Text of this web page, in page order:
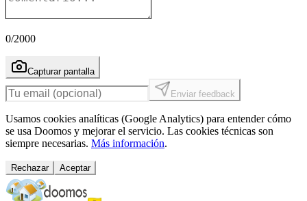
0/2000
Capturar pantalla
Enviar feedback
Usamos cookies analíticas (Google Analytics) para entender cómo
se usa Doomos y mejorar el servicio. Las cookies técnicas son
siempre necesarias. Más información.
Rechazar Aceptar